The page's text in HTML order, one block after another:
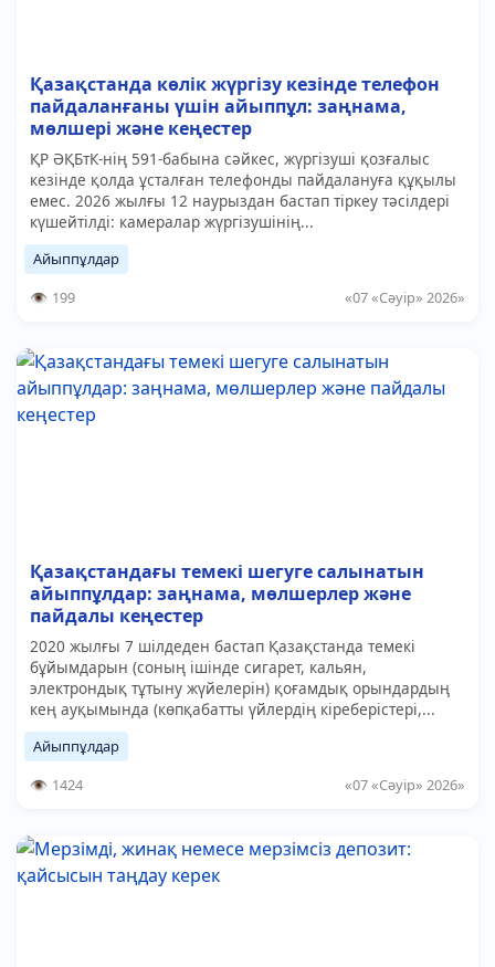
Қазақстанда көлік жүргізу кезінде телефон
пайдаланғаны үшін айыппұл: заңнама,
мөлшері және кеңестер
ҚР ӘҚБтК-нің 591-бабына сәйкес, жүргізуші қозғалыс
кезінде қолда ұсталған телефонды пайдалануға құқылы
емес. 2026 жылғы 12 наурыздан бастап тіркеу тәсілдері
күшейтілді: камералар жүргізушінің...
Айыппұлдар
199
«07 «Сәуір» 2026»
Қазақстандағы темекі шегуге салынатын
айыппұлдар: заңнама, мөлшерлер және
пайдалы кеңестер
2020 жылғы 7 шілдеден бастап Қазақстанда темекі
бұйымдарын (соның ішінде сигарет, кальян,
электрондық тұтыну жүйелерін) қоғамдық орындардың
кең ауқымында (көпқабатты үйлердің кіреберістері,...
Айыппұлдар
1424
«07 «Сәуір» 2026»